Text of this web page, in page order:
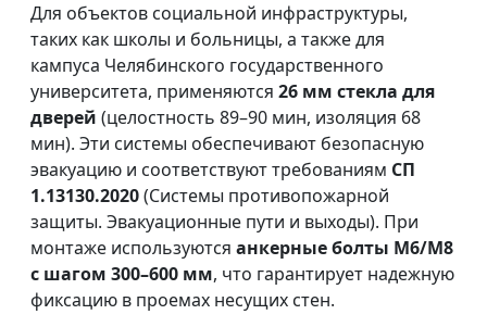
Для объектов социальной инфраструктуры,
таких как школы и больницы, а также для
кампуса Челябинского государственного
университета, применяются 26 мм стекла для
дверей (целостность 89–90 мин, изоляция 68
мин). Эти системы обеспечивают безопасную
эвакуацию и соответствуют требованиям СП
1.13130.2020(Системы противопожарной
защиты. Эвакуационные пути и выходы). При
монтаже используются анкерные болты M6/M8
с шагом 300–600 мм, что гарантирует надежную
фиксацию в проемах несущих стен.